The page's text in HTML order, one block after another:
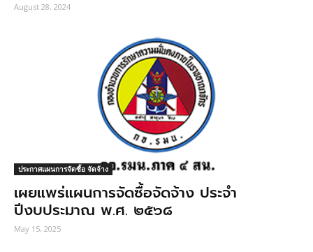
August 28, 2024
ประกาศแผนการจัดซื้อ จัดจ้าง
เผยแพร่แผนการจัดซื้อจัดจ้าง ประจํา
ปีงบประมาณ พ.ศ. ๒๕๖๘
May 15, 2025